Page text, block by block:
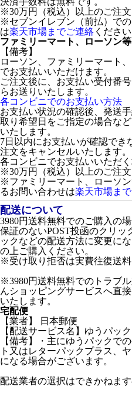
※30万円（税込）以上のご注
※セブンイレブン（前払）で
は楽天市場までご連絡 ください
ファミリーマート、ローソン等
【備考】
ローソン、ファミリーマート
でお支払いいただけます。
ご注文後に、お支払い受付番
らお送りいたします。
各コンビニでのお支払い方法
お支払い状況の確認後、発送
取り希望日をご指定の場合な
いたします。
7日以内にお支払いが確認でき
注文をキャンセルいたします。
各コンビニでお支払いいただ
※30万円（税込）以上のご注
※ファミリーマート、ローソ
るお問い合わせは楽天市場ま
配送について
3980円送料無料でのご購入の
保証のないPOST投函のクリ
ックなどの配送方法に変更に
の上ご購入ください。
※受け取り拒否は実費往復送料
※3980円送料無料でのトラブ
んショッピングサービスへ直
いたします。
宅配便
【業者】 日本郵便
【配送サービス名】ゆうパック
【備考】・主にゆうパックで
ト又はレターパックプラス、
になる場合がございます。
配送業者の選択はできかねま